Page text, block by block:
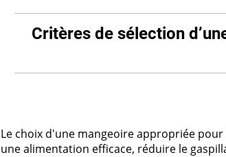
Critères de sélection
Le choix d'une mangeoire appropriée
une alimentation efficace, réduire le